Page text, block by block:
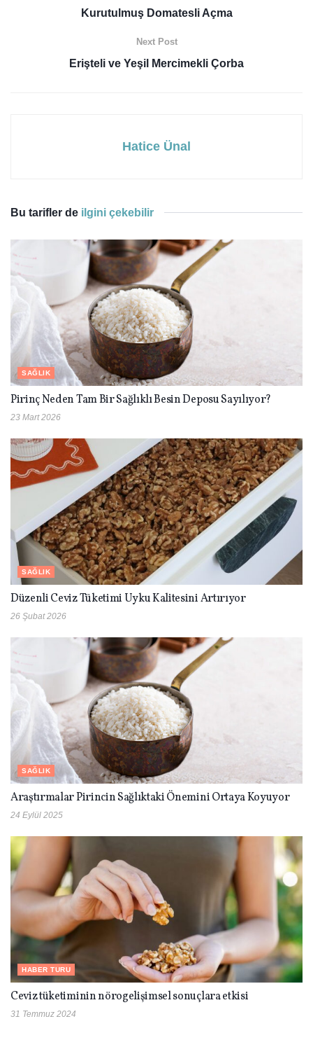
Kurutulmuş Domatesli Açma
Next Post
Erişteli ve Yeşil Mercimekli Çorba
Hatice Ünal
Bu tarifler de ilgini çekebilir
SAĞLIK
Pirinç Neden Tam Bir Sağlıklı Besin Deposu Sayılıyor?
23 Mart 2026
SAĞLIK
Düzenli Ceviz Tüketimi Uyku Kalitesini Artırıyor
26 Şubat 2026
SAĞLIK
Araştırmalar Pirincin Sağlıktaki Önemini Ortaya Koyuyor
24 Eylül 2025
HABER TURU
Ceviz tüketiminin nörogelişimsel sonuçlara etkisi
31 Temmuz 2024